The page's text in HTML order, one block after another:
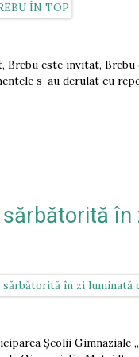
este invitat,
s-au derulat cu
sărbătorită
Școlii Gimnaziale